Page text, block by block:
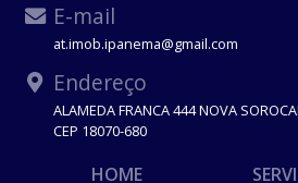
E-mail
at.imob.ipanema@gmail.com
Endereço
ALAMEDA FRANCA 444 NOVA
CEP 18070-680
HOME